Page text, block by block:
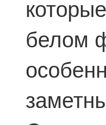
белом